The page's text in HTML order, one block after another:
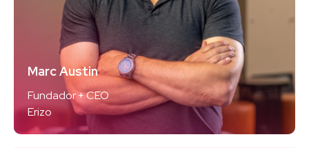
Marc Austin
Fundador + CEO
Erizo